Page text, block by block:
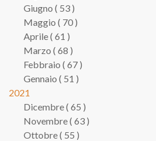
Giugno ( 53 )
Maggio ( 70 )
Aprile ( 61 )
Marzo ( 68 )
Febbraio ( 67 )
Gennaio ( 51 )
2021
Dicembre ( 65 )
Novembre ( 63 )
Ottobre ( 55 )